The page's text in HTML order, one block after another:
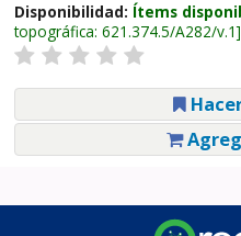
Disponibilidad: Ítems
topográfica: 621.374.5/A282/v.1